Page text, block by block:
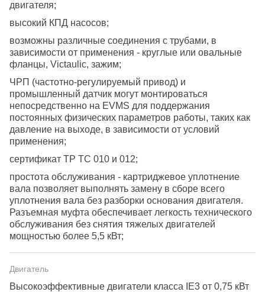
двигателя;
высокий КПД насосов;
возможны различные соединения с трубами, в
зависимости от применения - круглые или овальные
фланцы, Victaulic, зажим;
ЧРП (частотно-регулируемый привод) и
промышленный датчик могут монтироваться
непосредственно на EVMS для поддержания
постоянных физических параметров работы, таких как
давление на выходе, в зависимости от условий
применения;
сертификат ТР ТС 010 и 012;
простота обслуживания - картриджевое уплотнение
вала позволяет выполнять замену в сборе всего
уплотнения вала без разборки основания двигателя.
Разъемная муфта обеспечивает легкость технического
обслуживания без снятия тяжелых двигателей
мощностью более 5,5 кВт;
Двигатель
Высокоэффективные двигатели класса IE3 от 0,75 кВт